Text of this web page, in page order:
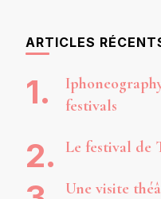
ARTICLES
festivals
Le festival de
Une visite